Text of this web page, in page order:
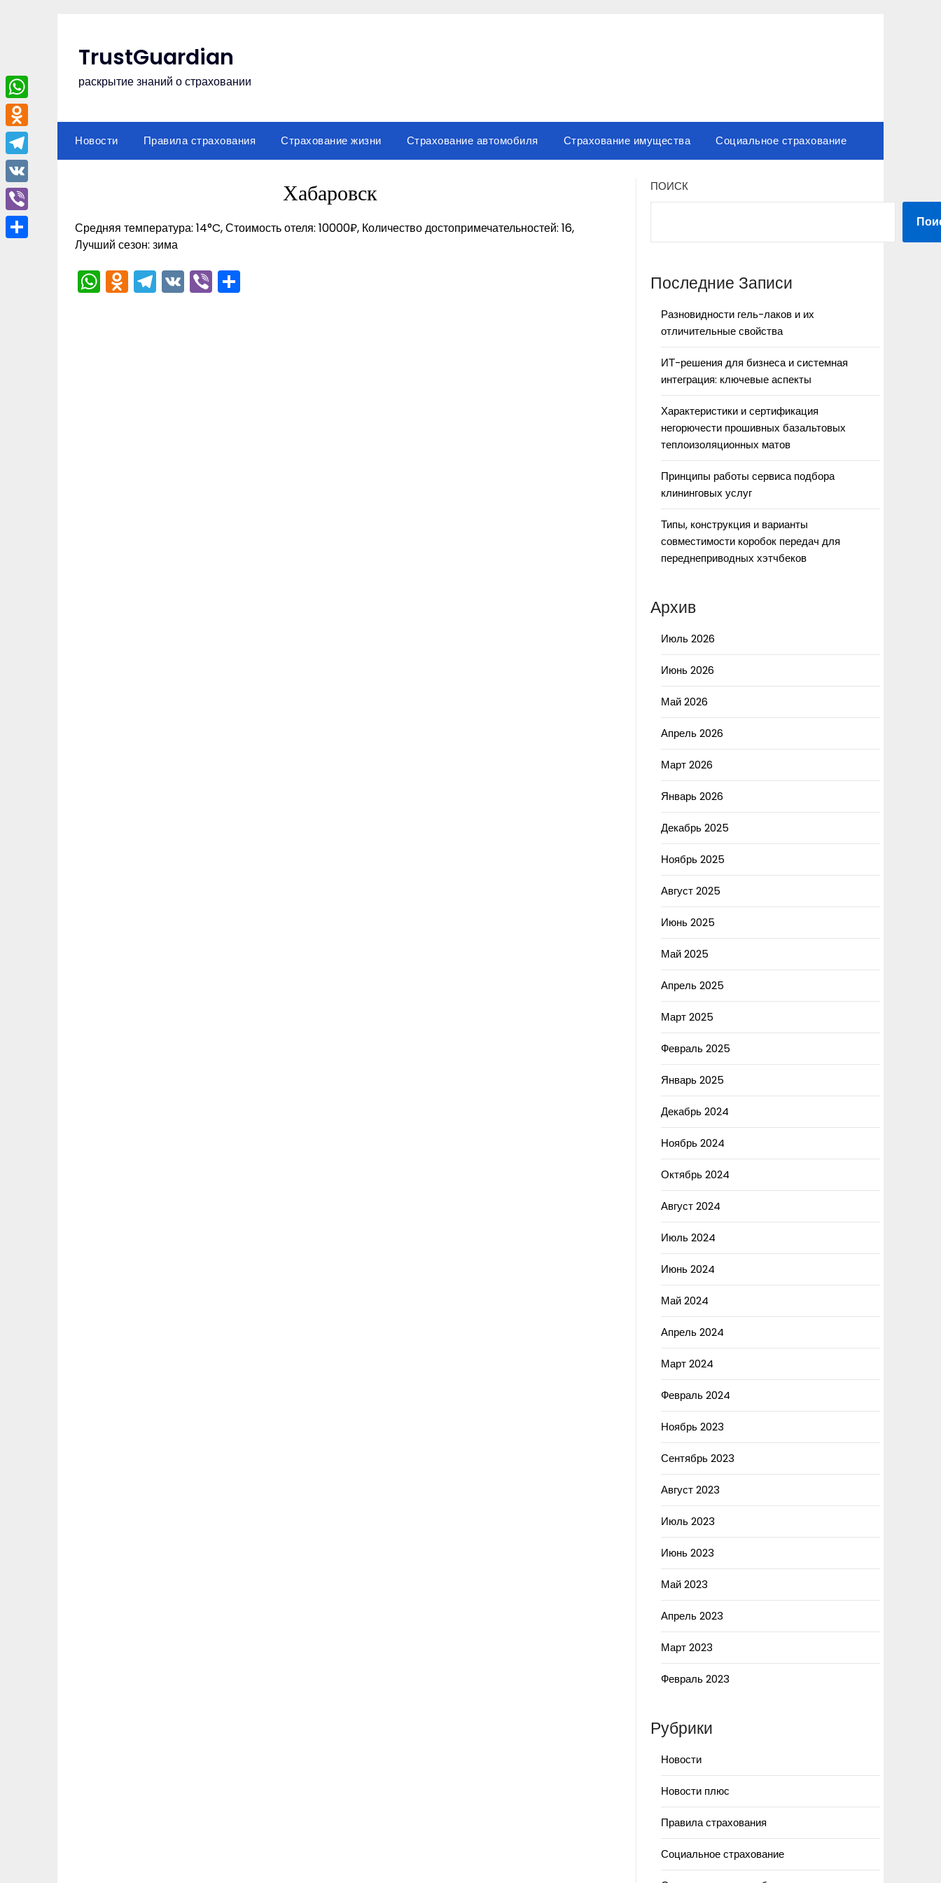
TrustGuardian
раскрытие знаний о страховании
Новости Правила страхования Страхование жизни Страхование автомобиля Страхование имущества Социальное страхование
Хабаровск
Средняя температура: 14°C, Стоимость отеля: 10000₽, Количество достопримечательностей: 16,
Лучший сезон: зима
WhatsApp
Odnoklassniki
Telegram
VKViber
ПОИСК
Последние Записи
Разновидности гель-лаков и их
отличительные свойства
ИТ-решения для бизнеса и системная
интеграция: ключевые аспекты
Характеристики и сертификация
негорючести прошивных базальтовых
теплоизоляционных матов
Принципы работы сервиса подбора
клининговых услуг
Типы, конструкция и варианты
совместимости коробок передач для
переднеприводных хэтчбеков
Архив
Июль 2026
Июнь 2026
Май 2026
Апрель 2026
Март 2026
Январь 2026
Декабрь 2025
Ноябрь 2025
Август 2025
Июнь 2025
Май 2025
Апрель 2025
Март 2025
Февраль 2025
Январь 2025
Декабрь 2024
Ноябрь 2024
Октябрь 2024
Август 2024
Июль 2024
Июнь 2024
Май 2024
Апрель 2024
Март 2024
Февраль 2024
Ноябрь 2023
Сентябрь 2023
Август 2023
Июль 2023
Июнь 2023
Май 2023
Апрель 2023
Март 2023
Февраль 2023
Рубрики
Новости
Новости плюс
Правила страхования
Социальное страхование
WhatsApp
Odnoklassniki
Telegram
VK
Viber